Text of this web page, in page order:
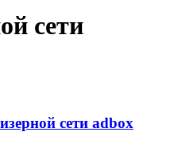
сети
сети adbox